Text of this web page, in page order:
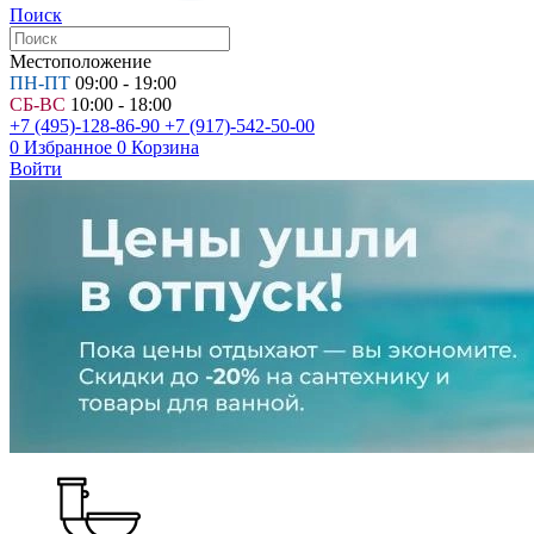
Поиск
Местоположение
ПН-ПТ 09:00 - 19:00
СБ-ВС 10:00 - 18:00
+7 (495)-128-86-90 +7 (917)-542-50-00
0 Избранное 0 Корзина
Войти